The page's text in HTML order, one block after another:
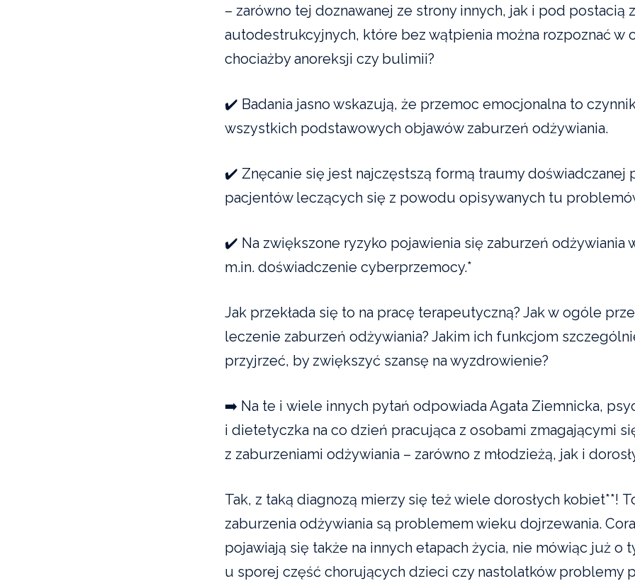
– zarówno tej doznawanej ze strony innych, jak i pod postacią
autodestrukcyjnych, które bez wątpienia można rozpoznać w
chociażby anoreksji czy bulimii?
✔️ Badania jasno wskazują, że przemoc emocjonalna to
wszystkich podstawowych objawów zaburzeń odżywiania.
✔️ Znęcanie się jest najczęstszą formą traumy doświadczanej
pacjentów leczących się z powodu opisywanych tu
✔️ Na zwiększone ryzyko pojawienia się zaburzeń odżywiania
m.in. doświadczenie cyberprzemocy.*
Jak przekłada się to na pracę terapeutyczną? Jak w ogóle
leczenie zaburzeń odżywiania? Jakim ich funkcjom
przyjrzeć, by zwiększyć szansę na wyzdrowienie?
➡️ Na te i wiele innych pytań odpowiada Agata Ziemnicka,
i dietetyczka na co dzień pracująca z osobami zmagającymi
z zaburzeniami odżywiania – zarówno z młodzieżą, jak i
Tak, z taką diagnozą mierzy się też wiele dorosłych kobiet**!
zaburzenia odżywiania są problemem wieku dojrzewania.
pojawiają się także na innych etapach życia, nie mówiąc już o
u sporej część chorujących dzieci czy nastolatków problemy